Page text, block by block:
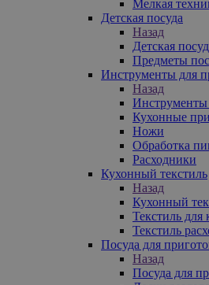
Мелкая
Детская посуда
Назад
Детская
Предметы
Инструменты для
Назад
Инструменты
Кухонные
Ножи
Обработка
Расходники
Кухонный текстиль
Назад
Кухонный
Текстиль для
Текстиль
Посуда для
Назад
Посуда для